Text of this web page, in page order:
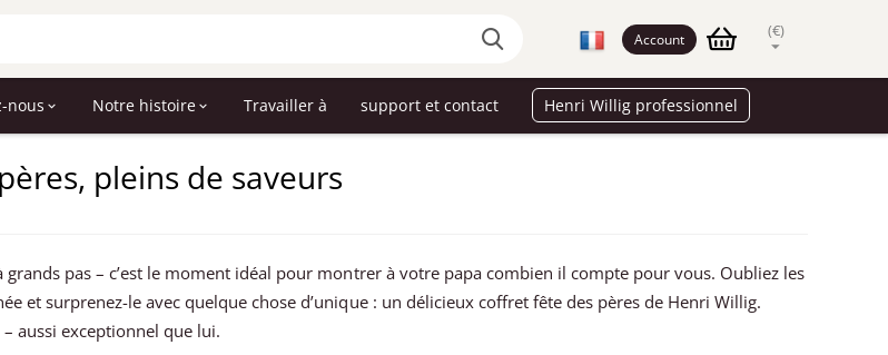
Account (€)
nous Notre histoire Travailler à support et contact Henri Willig professionnel
pleins de saveurs
grands pas – c’est le moment idéal pour montrer à votre papa combien il compte pour vous. Oubliez les
et surprenez-le avec quelque chose d’unique : un délicieux coffret fête des pères de Henri Willig.
aussi exceptionnel que lui.